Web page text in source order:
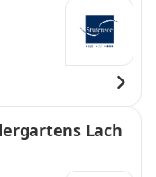
Lach